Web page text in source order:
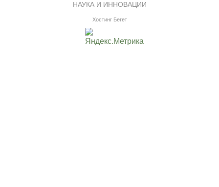
НАУКА И ИННОВАЦИИ
Хостинг Бегет